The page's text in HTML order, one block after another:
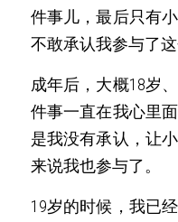
件事儿，最后只有
不敢承认我参与了
成年后，大概18岁
件事一直在我心里
是我没有承认，让
来说我也参与了。
19岁的时候，我已